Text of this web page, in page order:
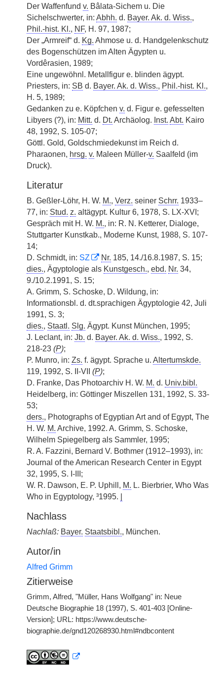
Der Waffenfund v. Bâlata-Sichem u. Die
Sichelschwerter, in: Abhh. d. Bayer. Ak. d. Wiss.,
Phil.-hist. Kl., NF, H. 97, 1987;
Der „Armreif“ d. Kg. Ahmose u. d. Handgelenkschutz
des Bogenschützen im Alten Ägypten u.
Vordêrasien, 1989;
Eine ungewöhnl. Metallfigur e. blinden ägypt.
Priesters, in: SB d. Bayer. Ak. d. Wiss., Phil.-hist. Kl.,
H. 5, 1989;
Gedanken zu e. Köpfchen v. d. Figur e. gefesselten
Libyers (?), in: Mitt. d. Dt. Archäolog. Inst. Abt. Kairo
48, 1992, S. 105-07;
Göttl. Gold, Goldschmiedekunst im Reich d.
Pharaonen, hrsg. v. Maleen Müller-v. Saalfeld (im
Druck).
Literatur
B. Geßler-Löhr, H. W. M., Verz. seiner Schrr. 1933–
77, in: Stud. z. altägypt. Kultur 6, 1978, S. LX-XVI;
Gespräch mit H. W. M., in: R. N. Ketterer, Dialoge,
Stuttgarter Kunstkab., Moderne Kunst, 1988, S. 107-
14;
D. Schmidt, in: SZ Nr. 185, 14./16.8.1987, S. 15;
dies., Ägyptologie als Kunstgesch., ebd. Nr. 34,
9./10.2.1991, S. 15;
A. Grimm, S. Schoske, D. Wildung, in:
Informationsbl. d. dt.sprachigen Ägyptologie 42, Juli
1991, S. 3;
dies., Staatl. Slg. Ägypt. Kunst München, 1995;
J. Leclant, in: Jb. d. Bayer. Ak. d. Wiss., 1992, S.
218-23 (P);
P. Munro, in: Zs. f. ägypt. Sprache u. Altertumskde.
119, 1992, S. II-VII (P);
D. Franke, Das Photoarchiv H. W. M. d. Univ.bibl.
Heidelberg, in: Göttinger Miszellen 131, 1992, S. 33-
53;
ders., Photographs of Egyptian Art and of Egypt, The
H. W. M. Archive, 1992. A. Grimm, S. Schoske,
Wilhelm Spiegelberg als Sammler, 1995;
R. A. Fazzini, Bernard V. Bothmer (1912–1993), in:
Journal of the American Research Center in Egypt
32, 1995, S. I-III;
W. R. Dawson, E. P. Uphill, M. L. Bierbrier, Who Was
Who in Egyptology, ³1995.
Nachlass
Nachlaß: Bayer. Staatsbibl., München.
Autor/in
Alfred Grimm
Zitierweise
Grimm, Alfred, "Müller, Hans Wolfgang" in: Neue
Deutsche Biographie 18 (1997), S. 401-403 [Online-
Version]; URL: https://www.deutsche-
biographie.de/gnd120268930.html#ndbcontent